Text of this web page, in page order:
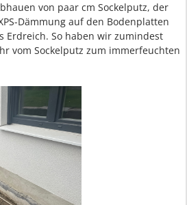
von paar cm Sockelputz, der
Dämmung auf den Bodenplatten
Erdreich. So haben wir zumindest
vom Sockelputz zum immerfeuchten